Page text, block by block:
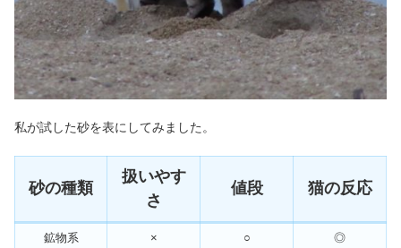
私が試した砂を表にしてみました。
砂の種類
扱いやす
さ
値段 猫の反応
鉱物系 × ○ ◎